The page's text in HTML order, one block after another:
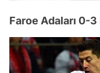
Faroe Adaları 0-